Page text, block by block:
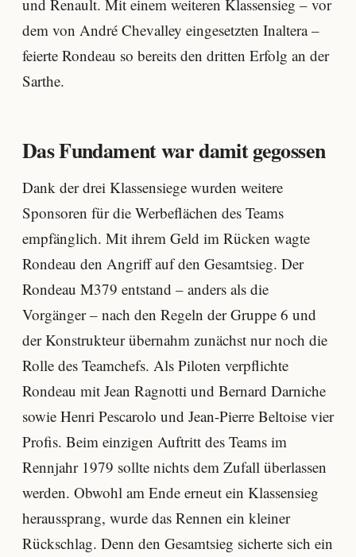
und Renault. Mit einem weiteren Klassensieg – vor
dem von André Chevalley eingesetzten Inaltera –
feierte Rondeau so bereits den dritten Erfolg an der
Sarthe.
Das Fundament war damit gegossen
Dank der drei Klassensiege wurden weitere
Sponsoren für die Werbeflächen des Teams
empfänglich. Mit ihrem Geld im Rücken wagte
Rondeau den Angriff auf den Gesamtsieg. Der
Rondeau M379 entstand – anders als die
Vorgänger – nach den Regeln der Gruppe 6 und
der Konstrukteur übernahm zunächst nur noch die
Rolle des Teamchefs. Als Piloten verpflichte
Rondeau mit Jean Ragnotti und Bernard Darniche
sowie Henri Pescarolo und Jean-Pierre Beltoise vier
Profis. Beim einzigen Auftritt des Teams im
Rennjahr 1979 sollte nichts dem Zufall überlassen
werden. Obwohl am Ende erneut ein Klassensieg
heraussprang, wurde das Rennen ein kleiner
Rückschlag. Denn den Gesamtsieg sicherte sich ein